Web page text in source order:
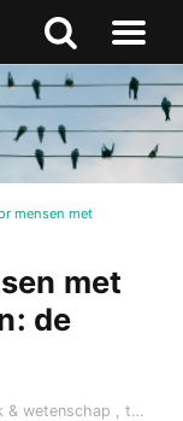
Zoeken
Naar
menu
mensen met
met
de
& wetenschap techniek & ontwikkeling
Zoeken
naar
boven